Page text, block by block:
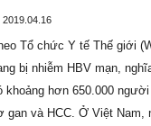
2019.04.16
Tổ chức Y tế Thế giới
bị nhiễm HBV mạn,
khoảng hơn 650.000
gan và HCC. Ở Việt Nam,